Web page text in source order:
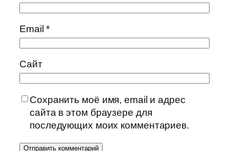
Email*
Сайт
Сохранить моё имя, email и адрес
сайта в этом браузере для
последующих моих комментариев.